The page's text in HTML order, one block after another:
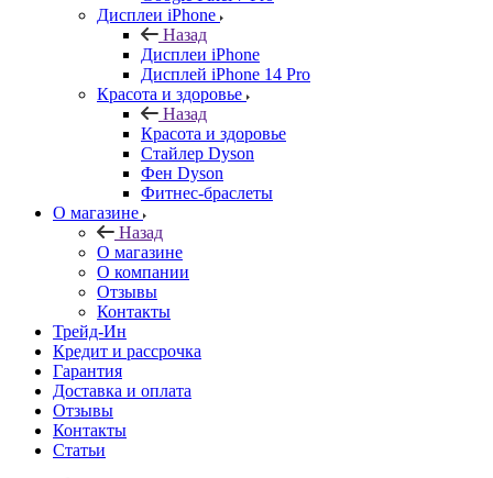
Дисплеи iPhone
Назад
Дисплеи iPhone
Дисплей iPhone 14 Pro
Красота и здоровье
Назад
Красота и здоровье
Стайлер Dyson
Фен Dyson
Фитнес-браслеты
О магазине
Назад
О магазине
О компании
Отзывы
Контакты
Трейд-Ин
Кредит и рассрочка
Гарантия
Доставка и оплата
Отзывы
Контакты
Статьи